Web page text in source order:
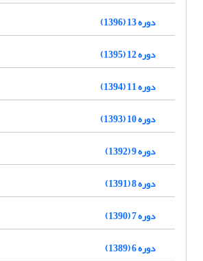
دوره 13 (1396)
دوره 12 (1395)
دوره 11 (1394)
دوره 10 (1393)
دوره 9 (1392)
دوره 8 (1391)
دوره 7 (1390)
دوره 6 (1389)